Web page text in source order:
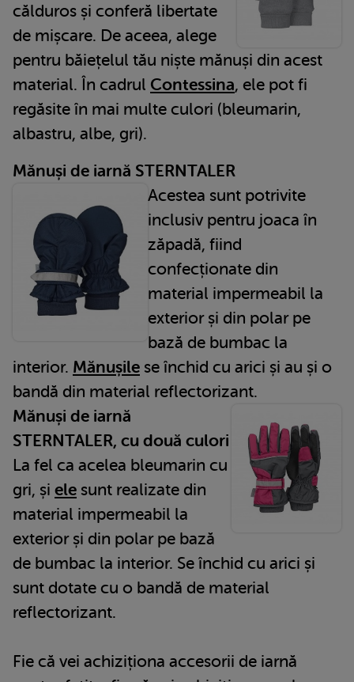
călduros și conferă libertate
de mișcare. De aceea, alege
pentru băiețelul tău niște mănuși din acest
material. În cadrul Contessina, ele pot fi
regăsite în mai multe culori (bleumarin,
albastru, albe, gri).
Mănuși de iarnă STERNTALER
Acestea sunt potrivite
inclusiv pentru joaca în
zăpadă, fiind
confecționate din
material impermeabil la
exterior și din polar pe
bază de bumbac la
interior. Mănușile se închid cu arici și au și o
bandă din material reflectorizant.
Mănuși de iarnă
STERNTALER, cu două culori
La fel ca acelea bleumarin cu
gri, și ele sunt realizate din
material impermeabil la
exterior și din polar pe bază
de bumbac la interior. Se închid cu arici și
sunt dotate cu o bandă de material
reflectorizant.
Fie că vei achiziționa accesorii de iarnă